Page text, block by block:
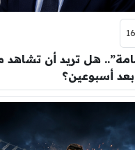
هل تريد أن تشاهد
بعد أسبوعين؟